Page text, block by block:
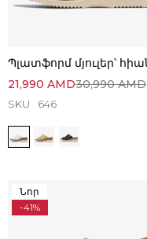
30,990AMD
21,990 AMD
SKU 646
Նոր
-41%